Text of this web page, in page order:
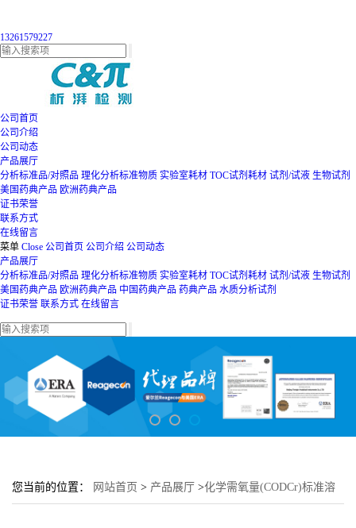
13261579227
公司首页
公司介绍
公司动态
产品展厅
分析标准品/对照品 理化分析标准物质 实验室耗材 TOC试剂耗材 试剂/试液 生物试剂
美国药典产品 欧洲药典产品
证书荣誉
联系方式
在线留言
菜单 Close 公司首页 公司介绍 公司动态
产品展厅
分析标准品/对照品 理化分析标准物质 实验室耗材 TOC试剂耗材 试剂/试液 生物试剂
美国药典产品 欧洲药典产品 中国药典产品 药典产品 水质分析试剂
证书荣誉 联系方式 在线留言
您当前的位置： 网站首页 > 产品展厅 >化学需氧量(CODCr)标准溶